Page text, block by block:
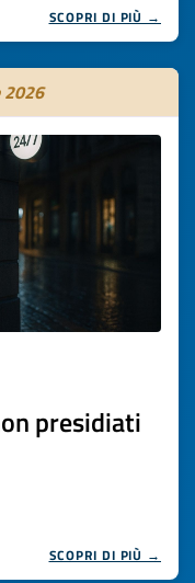
SCOPRI DI PIÙ →
presidiati
SCOPRI DI PIÙ →